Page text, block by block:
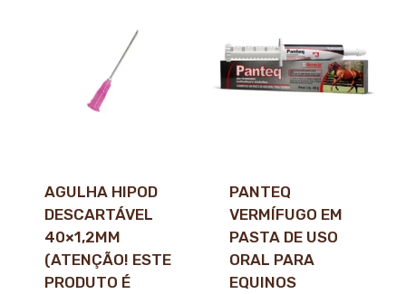
AGULHA HIPOD
DESCARTÁVEL
40×1,2MM
(ATENÇÃO! ESTE
PRODUTO É
PANTEQ
VERMÍFUGO EM
PASTA DE USO
ORAL PARA
EQUINOS